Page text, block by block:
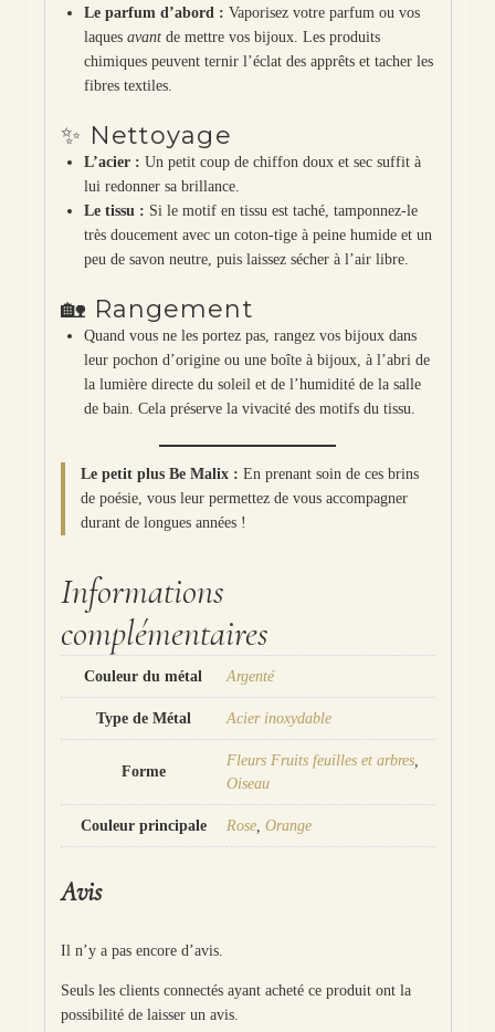
Le parfum d’abord : Vaporisez votre parfum ou vos
laques avantde mettre vos bijoux. Les produits
chimiques peuvent ternir l’éclat des apprêts et tacher les
fibres textiles.
✨ Nettoyage
L’acier : Un petit coup de chiffon doux et sec suffit à
lui redonner sa brillance.
Le tissu : Si le motif en tissu est taché, tamponnez-le
très doucement avec un coton-tige à peine humide et un
peu de savon neutre, puis laissez sécher à l’air libre.
🏡 Rangement
Quand vous ne les portez pas, rangez vos bijoux dans
leur pochon d’origine ou une boîte à bijoux, à l’abri de
la lumière directe du soleil et de l’humidité de la salle
de bain. Cela préserve la vivacité des motifs du tissu.
Le petit plus Be Malix : En prenant soin de ces brins
de poésie, vous leur permettez de vous accompagner
durant de longues années !
Informations
complémentaires
Couleur du métal Argenté
Type de Métal Acier inoxydable
Forme
Fleurs Fruits feuilles et arbres,
Oiseau
Couleur principale Rose, Orange
Avis
Il n’y a pas encore d’avis.
Seuls les clients connectés ayant acheté ce produit ont la
possibilité de laisser un avis.